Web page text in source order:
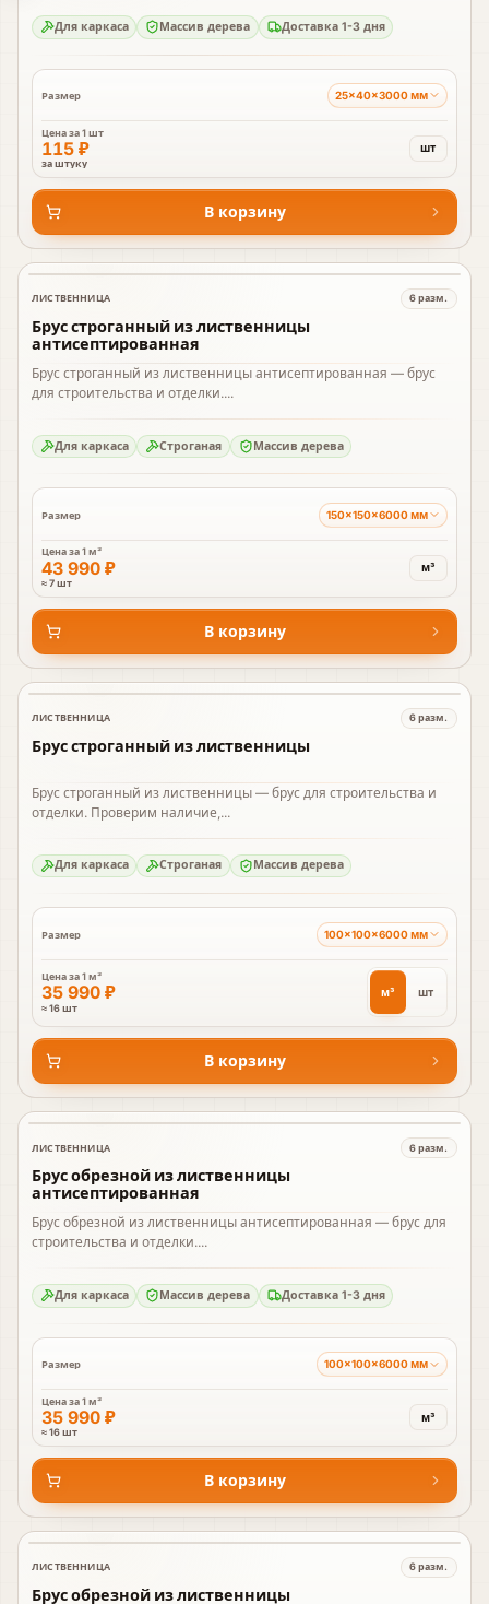
Для каркаса Массив дерева Доставка 1-3 дня
Размер 25×40×3000 мм
Цена за1 шт
115 ₽
за штуку
шт
В корзину
В наличии
ЛИСТВЕННИЦА 6разм.
Брус строганный из лиственницы
антисептированная
Брус строганный из лиственницы антисептированная — брус
для строительства и отделки....
Для каркаса Строганая Массив дерева
Размер 150×150×6000 мм
Цена за1 м³
43 990 ₽
≈ 7 шт
м³
В корзину
В наличии
ЛИСТВЕННИЦА 6разм.
Брус строганный из лиственницы
Брус строганный из лиственницы — брус для строительства и
отделки. Проверим наличие,...
Для каркаса Строганая Массив дерева
Размер 100×100×6000 мм
Цена за1 м³
35 990 ₽
≈ 16 шт
м³ шт
В корзину
В наличии
ЛИСТВЕННИЦА 6разм.
Брус обрезной из лиственницы
антисептированная
Брус обрезной из лиственницы антисептированная — брус для
строительства и отделки....
Для каркаса Массив дерева Доставка 1-3 дня
Размер 100×100×6000 мм
Цена за1 м³
35 990 ₽
≈ 16 шт
м³
В корзину
В наличии
ЛИСТВЕННИЦА 6разм.
Брус обрезной из лиственницы